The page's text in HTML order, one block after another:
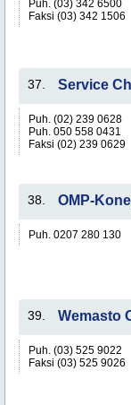
Puh. (03) 342 6500
Faksi (03) 342 1506
37. Service
Puh. (02) 239 0628
Puh. 050 558 0431
Faksi (02) 239 0629
38. OMP-
Puh. 0207 280 130
39. Wemasto
Puh. (03) 525 9022
Faksi (03) 525 9026